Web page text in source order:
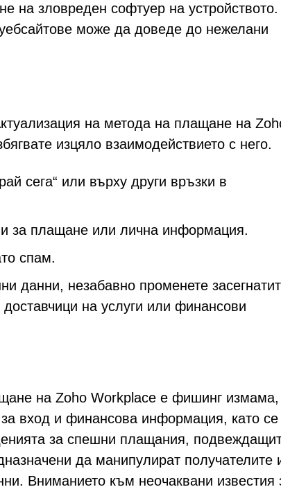
на зловреден софтуер на
може да доведе до нежелани
на метода на плащане на
изцяло взаимодействието с него.
сега“ или върху други връзки в
за плащане или лична информация.
спам.
данни, незабавно променете
на услуги или финансови
на Zoho Workplace е фишинг измама,
вход и финансова информация, като се
за спешни плащания,
да манипулират получателите
Вниманието към неочаквани известия